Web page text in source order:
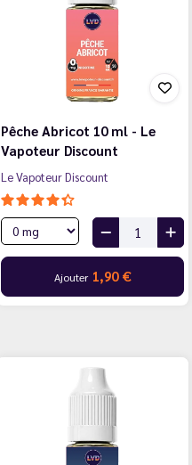
Pêche Abricot 10 ml - Le
Vapoteur Discount
Le Vapoteur Discount
Ajouter 1,90 €